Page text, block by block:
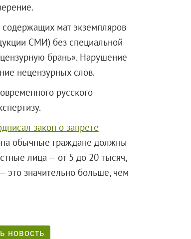
содержащих мат экземпляров
СМИ) без специальной
брань». Нарушение
нецензурных слов.
русского
закон о запрете
обычные граждане должны
лица — от 5 до 20 тысяч,
это значительно больше, чем
новость